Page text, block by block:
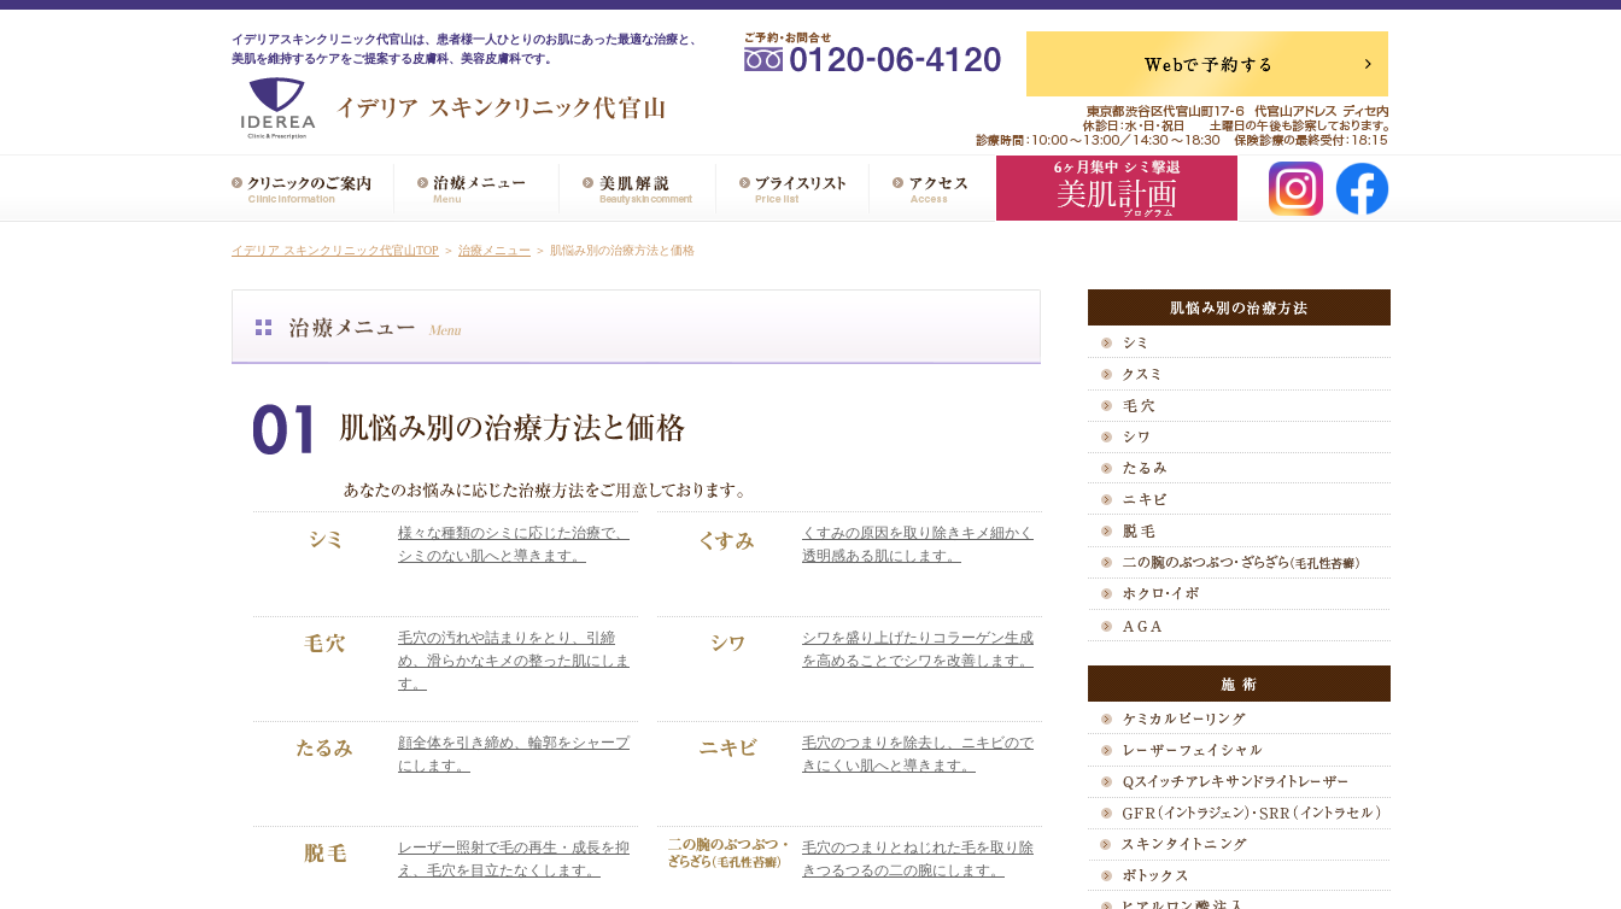
イデリアスキンクリニック代官山は、患者様一人ひとりのお肌にあった最適な治療と、
美肌を維持するケアをご提案する皮膚科、美容皮膚科です。
イデリア スキンクリニック代官山TOP ＞ 治療メニュー ＞ 肌悩み別の治療方法と価格
様々な種類のシミに応じた治療で、
シミのない肌へと導きます。
くすみの原因を取り除きキメ細かく
透明感ある肌にします。
毛穴の汚れや詰まりをとり、引締
め、滑らかなキメの整った肌にしま
す。
シワを盛り上げたりコラーゲン生成
を高めることでシワを改善します。
顔全体を引き締め、輪郭をシャープ
にします。
毛穴のつまりを除去し、ニキビので
きにくい肌へと導きます。
レーザー照射で毛の再生・成長を抑
え、毛穴を目立たなくします。
毛穴のつまりとねじれた毛を取り除
きつるつるの二の腕にします。